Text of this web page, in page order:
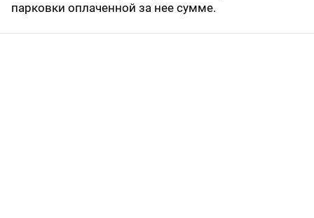
парковки оплаченной за нее сумме.